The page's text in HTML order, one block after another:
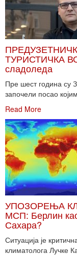
ТУРИСТИЧКА
сладоледа
Пре шест година су
започели посао
Read More
УПОЗОРЕЊА
МСП: Берлин
Сахара?
Ситуација је
климатолога Лучке